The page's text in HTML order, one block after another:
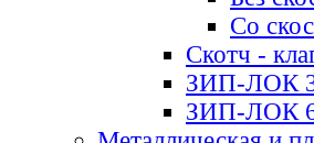
Со
Скотч -
ЗИП-ЛОК
ЗИП-ЛОК